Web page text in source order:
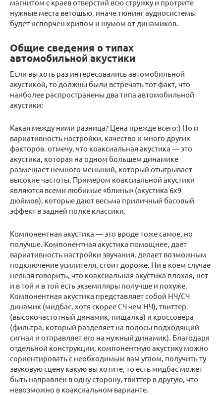
магнитом с краев отверстий всю стружку и протрите
нужные места ветошью, иначе тюнинг аудиосистемы
будет испорчен хрипом и шумом от динамиков.
Общие сведения о типах
автомобильной акустики
Если вы хоть раз интересовались автомобильной
акустикой, то должны были встречать тот факт, что
наиболее распространены два типа автомобильной
акустики:
Какая между ними разница? Цена прежде всего:) Но и
вариативность настройки, качество и много других
факторов. отмечу, что коаксиальная акустика — это
акустика, которая на одном большем динамике
размещает немного меньший, который отыгрывает
высокие частоты. Примером коаксиальной акустики
являются всеми любимые «блины» (акустика 6х9
дюймов), которые дают весьма приличный басовый
эффект в задней полке классики.
Компонентная акустика — это вроде тоже самое, но
получше. Компонентная акустика помощнее, дает
вариативность настройки звучания, делает возможным
подключение усилителя, стоит дороже. Ни в коем случае
нельзя говорить, что коаксиальная акустика плохая, нет
и в той и в той есть экземпляры получше и похуже.
Компонентная акустика представляет собой НЧ/СЧ
динамик (мидбас, хотя скорее СЧ чем НЧ), твиттер
(высокочастотный динамик, пищалка) и кроссовера
(фильтра, который разделяет на полосы подходящий
сигнал и отправляет его на нужный динамик). Благодаря
отдельной конструкции, компонентную акустику можно
сориентировать с необходимым вам углом, получить ту
звуковую сцену какую вы хотите, то есть мидбас может
быть направлен в одну сторону, твиттер в другую, что
невозможно в коаксиальном варианте.